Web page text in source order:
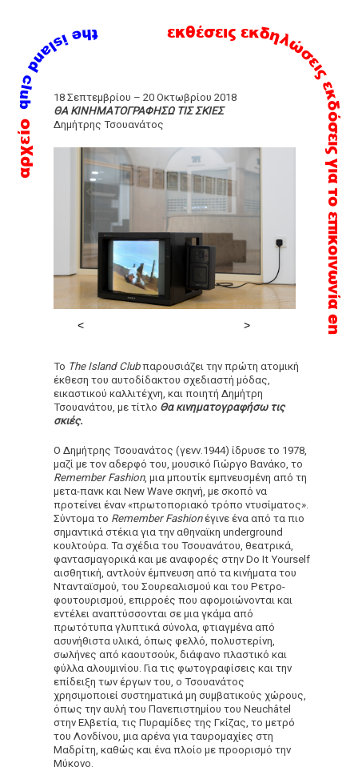
Skip
content
αρχείο
18 Σεπτεμβρίου – 20 Οκτωβρίου 2018
ΘΑ ΚΙΝΗΜΑΤΟΓΡΑΦΗΣΩ ΤΙΣ ΣΚΙΕΣ
Δημήτρης Τσουανάτος
Το The Island Clubπαρουσιάζει την πρώτη ατομική
έκθεση του αυτοδίδακτου σχεδιαστή μόδας,
εικαστικού καλλιτέχνη, και ποιητή Δημήτρη
Τσουανάτου, με τίτλο Θα κινηματογραφήσω τις
σκιές.
Ο Δημήτρης Τσουανάτος (γενν.1944) ίδρυσε το 1978,
μαζί με τον αδερφό του, μουσικό Γιώργο Βανάκο, το
Remember Fashion, μια μπουτίκ εμπνευσμένη από τη
μετα-πανκ και New Wave σκηνή, με σκοπό να
προτείνει έναν «πρωτοποριακό τρόπο ντυσίματος».
Σύντομα το Remember Fashion έγινε ένα από τα πιο
σημαντικά στέκια για την αθηναϊκη underground
κουλτούρα. Τα σχέδια του Τσουανάτου, θεατρικά,
φαντασμαγορικά και με αναφορές στην Do It Yourself
αισθητική, αντλούν έμπνευση από τα κινήματα του
Ντανταϊσμού, του Σουρεαλισμού και του Ρετρο-
φουτουρισμού, επιρροές που αφομοιώνονται και
εντέλει αναπτύσσονται σε μια γκάμα από
πρωτότυπα γλυπτικά σύνολα, φτιαγμένα από
ασυνήθιστα υλικά, όπως φελλό, πολυστερίνη,
σωλήνες από καουτσούκ, διάφανο πλαστικό και
φύλλα αλουμινίου. Για τις φωτογραφίσεις και την
επίδειξη των έργων του, ο Τσουανάτος
χρησιμοποιεί συστηματικά μη συμβατικούς χώρους,
όπως την αυλή του Πανεπιστημίου του Neuchâtel
στην Ελβετία, τις Πυραμίδες της Γκίζας, το μετρό
του Λονδίνου, μια αρένα για ταυρομαχίες στη
Μαδρίτη, καθώς και ένα πλοίο με προορισμό την
Μύκονο.
εκθέσεις εκδηλώσεις
εκδόσεις
για το
επικοινωνία
en